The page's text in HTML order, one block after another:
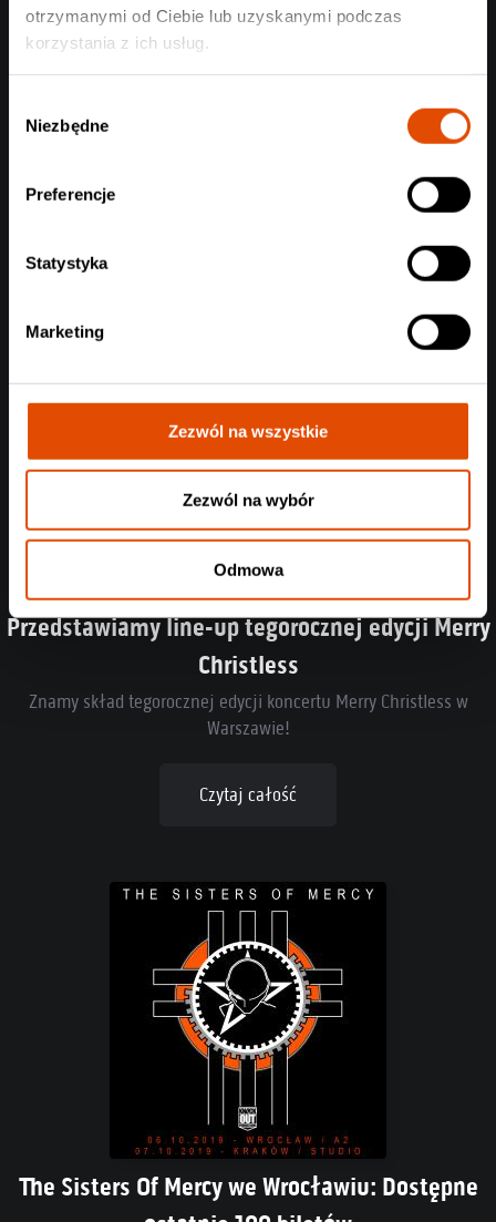
otrzymanymi od Ciebie lub uzyskanymi podczas
korzystania z ich usług.
zgody
Niezbędne
Preferencje
Statystyka
Marketing
Zezwól na wszystkie
Zezwól na wybór
Odmowa
Przedstawiamy line-up tegorocznej edycji Merry
Christless
Znamy skład tegorocznej edycji koncertu Merry Christless w
Warszawie!
Czytaj całość
The Sisters Of Mercy we Wrocławiu: Dostępne